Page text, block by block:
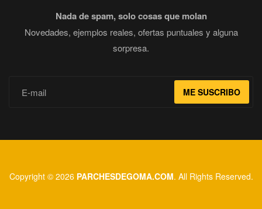
Nada de spam, solo cosas que molan
Novedades, ejemplos reales, ofertas puntuales y alguna
sorpresa.
ME SUSCRIBO
Copyright © 2026 PARCHESDEGOMA.COM. All Rights Reserved.